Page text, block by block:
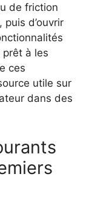
de friction
d’ouvrir
prêt à les
ces
utile sur
dans des